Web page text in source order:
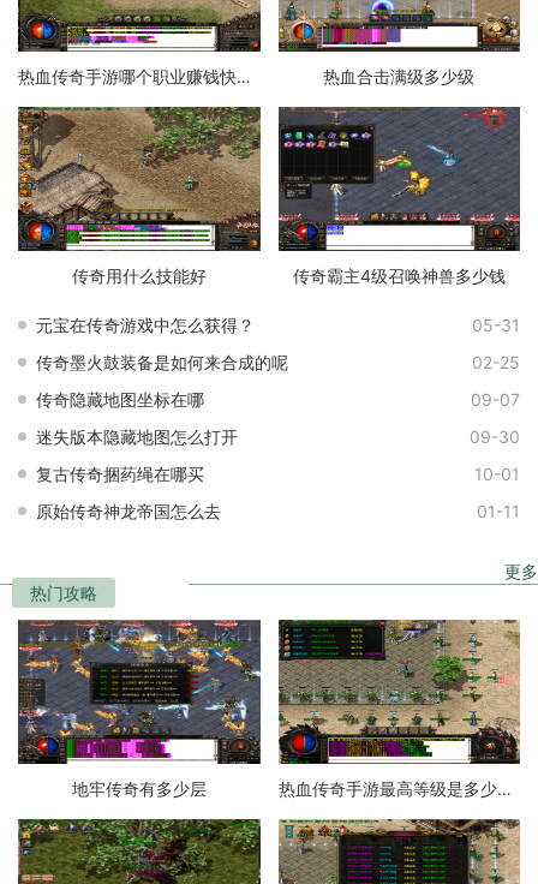
热血传奇手游哪个职业赚钱快一点 热血合击满级多少级
传奇用什么技能好 传奇霸主4级召唤神兽多少钱
元宝在传奇游戏中怎么获得？
05-31
传奇墨火鼓装备是如何来合成的呢
02-25
传奇隐藏地图坐标在哪
09-07
迷失版本隐藏地图怎么打开
09-30
复古传奇捆药绳在哪买
10-01
原始传奇神龙帝国怎么去
01-11
热门攻略
更多
地牢传奇有多少层 热血传奇手游最高等级是多少级的